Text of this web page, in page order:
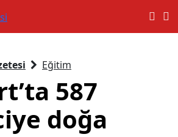
Eğitim
587
doğa